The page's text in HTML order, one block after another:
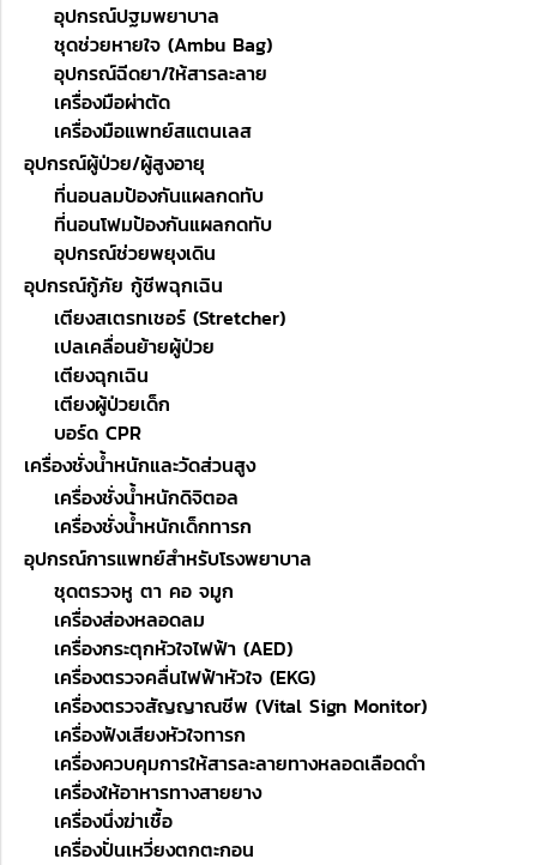
อุปกรณ์ปฐมพยาบาล
ชุดช่วยหายใจ (Ambu Bag)
อุปกรณ์ฉีดยา/ให้สารละลาย
เครื่องมือผ่าตัด
เครื่องมือแพทย์สแตนเลส
อุปกรณ์ผู้ป่วย/ผู้สูงอายุ
ที่นอนลมป้องกันแผลกดทับ
ที่นอนโฟมป้องกันแผลกดทับ
อุปกรณ์ช่วยพยุงเดิน
อุปกรณ์กู้ภัย กู้ชีพฉุกเฉิน
เตียงสเตรทเชอร์ (Stretcher)
เปลเคลื่อนย้ายผู้ป่วย
เตียงฉุกเฉิน
เตียงผู้ป่วยเด็ก
บอร์ด CPR
เครื่องชั่งน้ำหนักและวัดส่วนสูง
เครื่องชั่งน้ำหนักดิจิตอล
เครื่องชั่งน้ำหนักเด็กทารก
อุปกรณ์การแพทย์สำหรับโรงพยาบาล
ชุดตรวจหู ตา คอ จมูก
เครื่องส่องหลอดลม
เครื่องกระตุกหัวใจไฟฟ้า (AED)
เครื่องตรวจคลื่นไฟฟ้าหัวใจ (EKG)
เครื่องตรวจสัญญาณชีพ (Vital Sign Monitor)
เครื่องฟังเสียงหัวใจทารก
เครื่องควบคุมการให้สารละลายทางหลอดเลือดดำ
เครื่องให้อาหารทางสายยาง
เครื่องนึ่งฆ่าเชื้อ
เครื่องปั่นเหวี่ยงตกตะกอน